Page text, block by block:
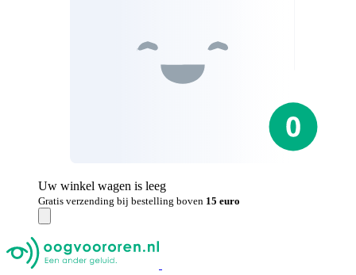
Uw winkel wagen is leeg
Gratis verzending bij bestelling boven 15 euro